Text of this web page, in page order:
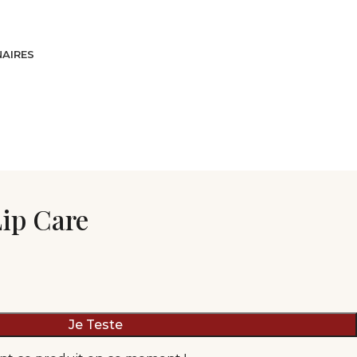
Care
Je Teste